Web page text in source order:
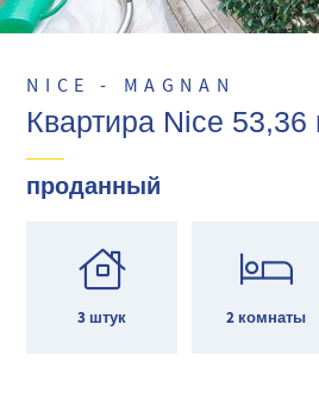
NICE - MAGNAN
Квартира Nice 53,36
проданный
3 штук 2 комнаты